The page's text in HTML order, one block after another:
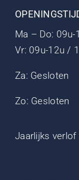
Ma – Do:
Vr: 09u-12u /
Za: Gesloten
Zo: Gesloten
Jaarlijks